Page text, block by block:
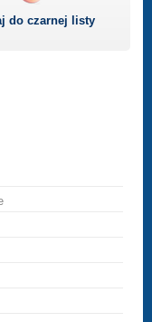
do czarnej listy